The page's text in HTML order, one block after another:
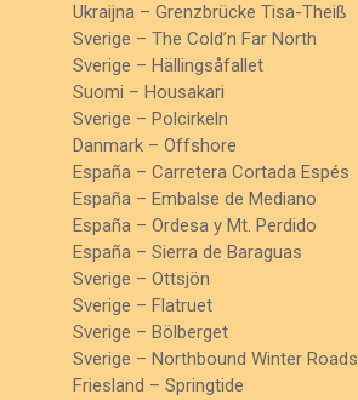
Ukraijna – Grenzbrücke Tisa-Theiß
Sverige – The Cold’n Far North
Sverige – Hällingsåfallet
Suomi – Housakari
Sverige – Polcirkeln
Danmark – Offshore
España – Carretera Cortada Espés
España – Embalse de Mediano
España – Ordesa y Mt. Perdido
España – Sierra de Baraguas
Sverige – Ottsjön
Sverige – Flatruet
Sverige – Bölberget
Sverige – Northbound Winter Roads
Friesland – Springtide